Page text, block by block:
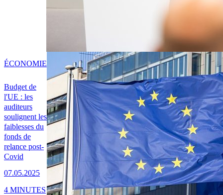
Budget de
l'UE : les
auditeurs
soulignent les
faiblesses du
fonds de
relance post-
Covid
07.05.2025
ÉCONOMIE
4 MINUTES